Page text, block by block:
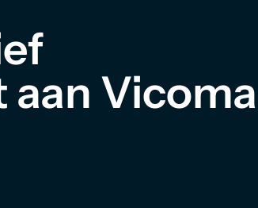
Vicoma